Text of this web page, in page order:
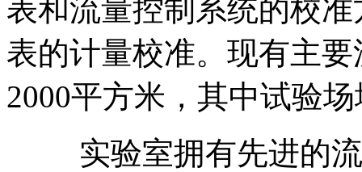
表和流量控制系统的校
表的计量校准。现有主
2000平方米，其中试验
实验室拥有先进的流